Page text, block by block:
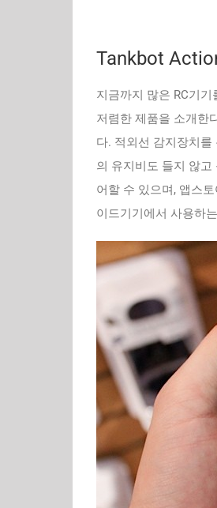
Tankbot
지금까지 많은 RC기
저렴한 제품을 소개한
다. 적외선 감지장치를
의 유지비도 들지 않
어할 수 있으며, 앱스
이드기기에서 사용하